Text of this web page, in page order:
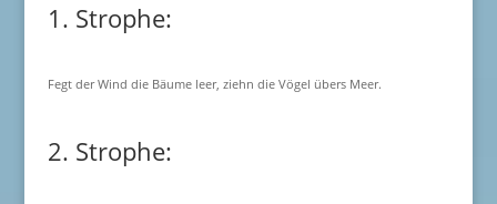
1. Strophe:
Fegt der Wind die Bäume leer, ziehn die Vögel übers Meer.
2. Strophe: